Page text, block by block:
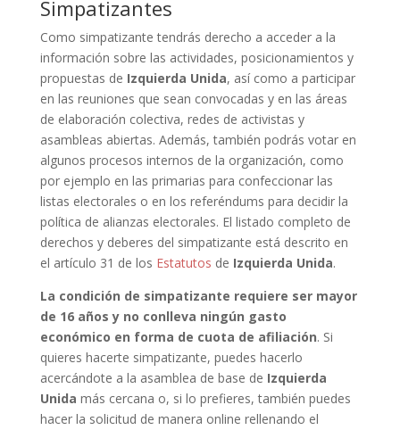
Simpatizantes
Como simpatizante tendrás derecho a acceder a la
información sobre las actividades, posicionamientos y
propuestas de Izquierda Unida, así como a participar
en las reuniones que sean convocadas y en las áreas
de elaboración colectiva, redes de activistas y
asambleas abiertas. Además, también podrás votar en
algunos procesos internos de la organización, como
por ejemplo en las primarias para confeccionar las
listas electorales o en los referéndums para decidir la
política de alianzas electorales. El listado completo de
derechos y deberes del simpatizante está descrito en
el artículo 31 de los Estatutos de Izquierda Unida.
La condición de simpatizante requiere ser mayor
de 16 años y no conlleva ningún gasto
económico en forma de cuota de afiliación. Si
quieres hacerte simpatizante, puedes hacerlo
acercándote a la asamblea de base de Izquierda
Unida más cercana o, si lo prefieres, también puedes
hacer la solicitud de manera online rellenando el